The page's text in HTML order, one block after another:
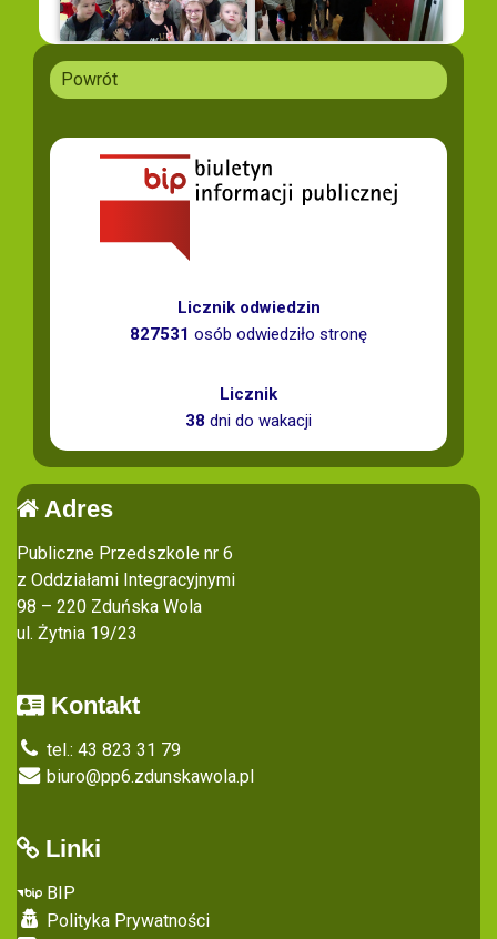
Powrót
Licznik odwiedzin
827531 osób odwiedziło stronę
Licznik
38 dni do wakacji
Adres
Publiczne Przedszkole nr 6
z Oddziałami Integracyjnymi
98 – 220 Zduńska Wola
ul. Żytnia 19/23
Kontakt
tel.: 43 823 31 79
biuro@pp6.zdunskawola.pl
Linki
BIP
Polityka Prywatności